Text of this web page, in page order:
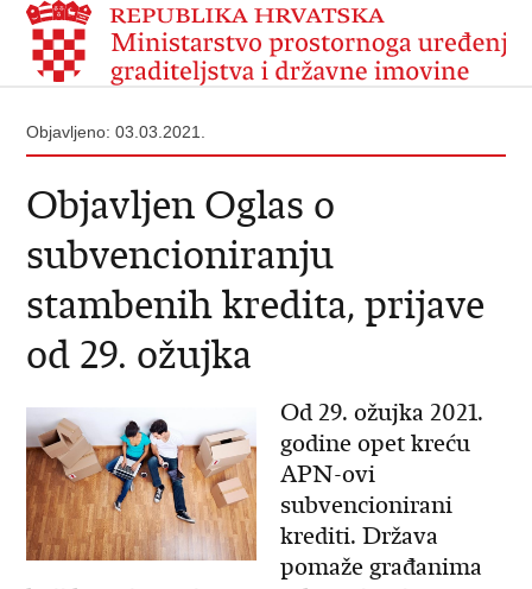
Objavljeno: 03.03.2021.
Objavljen Oglas o
subvencioniranju
stambenih kredita, prijave
od 29. ožujka
Od 29. ožujka 2021.
godine opet kreću
APN-ovi
subvencionirani
krediti. Država
pomaže građanima